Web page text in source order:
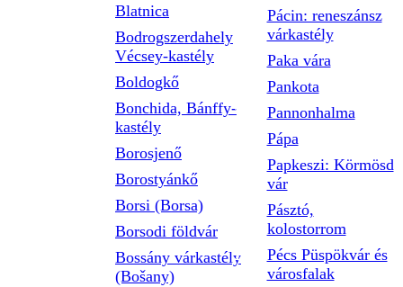
Blatnica
Bodrogszerdahely
Vécsey-kastély
Boldogkő
Bonchida, Bánffy-
kastély
Borosjenő
Borostyánkő
Borsi (Borsa)
Borsodi földvár
Bossány várkastély
(Bošany)
Pácin: reneszánsz
várkastély
Paka vára
Pankota
Pannonhalma
Pápa
Papkeszi: Körmösd
vár
Pásztó,
kolostorrom
Pécs Püspökvár és
városfalak